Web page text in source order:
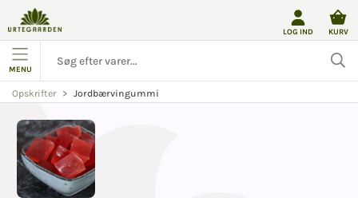
LOG IND KURV
MENU
Opskrifter Jordbærvingummi